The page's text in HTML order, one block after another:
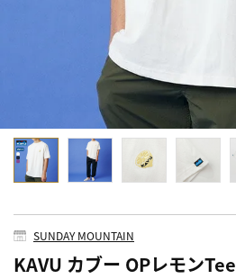
SUNDAY MOUNTAIN
KAVU カブー OPレモンTee